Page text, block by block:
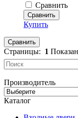
Сравнить
Сравнить
Купить
Сравнить
Страницы: 1
Производитель
Каталог